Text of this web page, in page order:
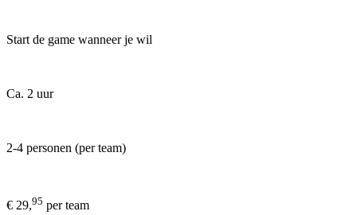
Start de game wanneer je wil
Ca. 2 uur
2-4 personen (per team)
€ 29,95 per team